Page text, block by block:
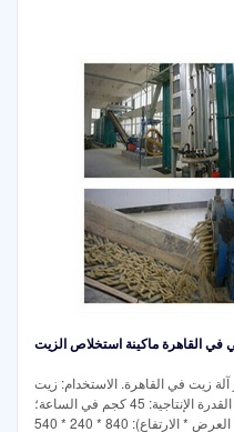
في القاهرة ماكينة استخلاص الزيت
زيت في القاهرة. الاستخدام: زيت
الفول السوداني، جميع أنواع الزيوت؛ القدرة الإنتاجية: 45 كجم في الساعة؛